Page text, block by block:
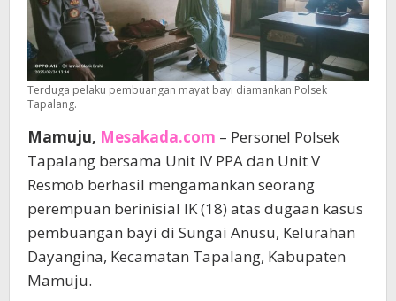
Terduga pelaku pembuangan mayat bayi diamankan Polsek
Tapalang.
Mamuju, Mesakada.com – Personel Polsek
Tapalang bersama Unit IV PPA dan Unit V
Resmob berhasil mengamankan seorang
perempuan berinisial IK (18) atas dugaan kasus
pembuangan bayi di Sungai Anusu, Kelurahan
Dayangina, Kecamatan Tapalang, Kabupaten
Mamuju.